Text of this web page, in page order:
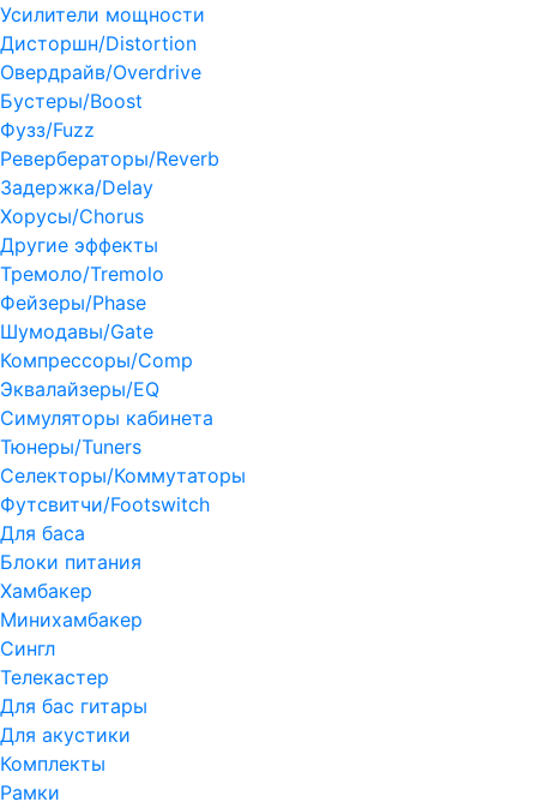
Усилители мощности
Дисторшн/Distortion
Овердрайв/Overdrive
Бустеры/Boost
Фузз/Fuzz
Ревербераторы/Reverb
Задержка/Delay
Хорусы/Chorus
Другие эффекты
Тремоло/Tremolo
Фейзеры/Phase
Шумодавы/Gate
Компрессоры/Comp
Эквалайзеры/EQ
Симуляторы кабинета
Тюнеры/Tuners
Селекторы/Коммутаторы
Футсвитчи/Footswitch
Для баса
Блоки питания
Хамбакер
Минихамбакер
Сингл
Телекастер
Для бас гитары
Для акустики
Комплекты
Рамки